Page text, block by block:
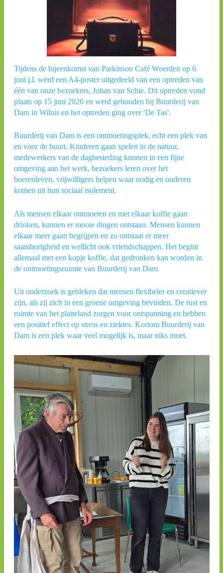
Tijdens de bijeenkomst van Parkinson Café Woerden op 6
juni j.l. werd een A4-poster uitgedeeld van een optreden van
één van onze bezoekers, Johan van Schie. Dit optreden vond
plaats op 15 juni 2026 en werd gehouden bij Buurderij van
Dam in Wilnis en het optreden ging over 'De Tas'.
Buurderij van Dam is een ontmoetingsplek, echt een plek van
en voor de buurt. Kinderen gaan spelen in de natuur,
medewerkers van de dagbesteding kunnen in een fijne
omgeving aan het werk, bezoekers leren over het
boerenleven, vrijwilligers helpen waar nodig en ouderen
komen uit hun sociaal isolement.
Als mensen elkaar ontmoeten en met elkaar koffie gaan
drinken, kunnen er mooie dingen ontstaan. Mensen kunnen
elkaar meer gaan begrijpen en zo ontstaat er meer
saamhorigheid en wellicht ook vriendschappen. Het begint
allemaal met een kopje koffie, dat gedronken kan worden in
de ontmoetingsruimte van Buurderij van Dam.
Uit onderzoek is gebleken dat mensen flexibeler en creatiever
zijn, als zij zich in een groene omgeving bevinden. De rust en
ruimte van het platteland zorgen voor ontspanning en hebben
een positief effect op stress en ziektes. Kortom Buurderij van
Dam is een plek waar veel mogelijk is, maar niks moet.